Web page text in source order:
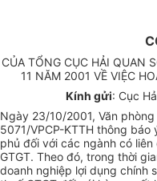
CỦA TỔNG CỤC HẢI QUAN
11 NĂM 2001 VỀ VIỆC
Kính gửi: Cục
Ngày 23/10/2001, Văn
5071/VPCP-KTTH thông
phủ đối với các ngành có
GTGT. Theo đó, trong thời
doanh nghiệp lợi dụng chính